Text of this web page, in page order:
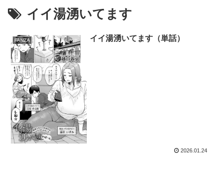
イイ湯湧いてます
FANZA イイ湯湧いてます（単話）
2026.01.24